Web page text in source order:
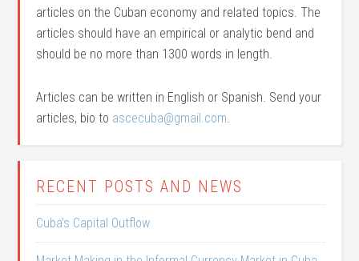
articles on the Cuban economy and related topics. The
articles should have an empirical or analytic bend and
should be no more than 1300 words in length.
Articles can be written in English or Spanish. Send your
articles, bio to ascecuba@gmail.com.
RECENT POSTS AND NEWS
Cuba’s Capital Outflow